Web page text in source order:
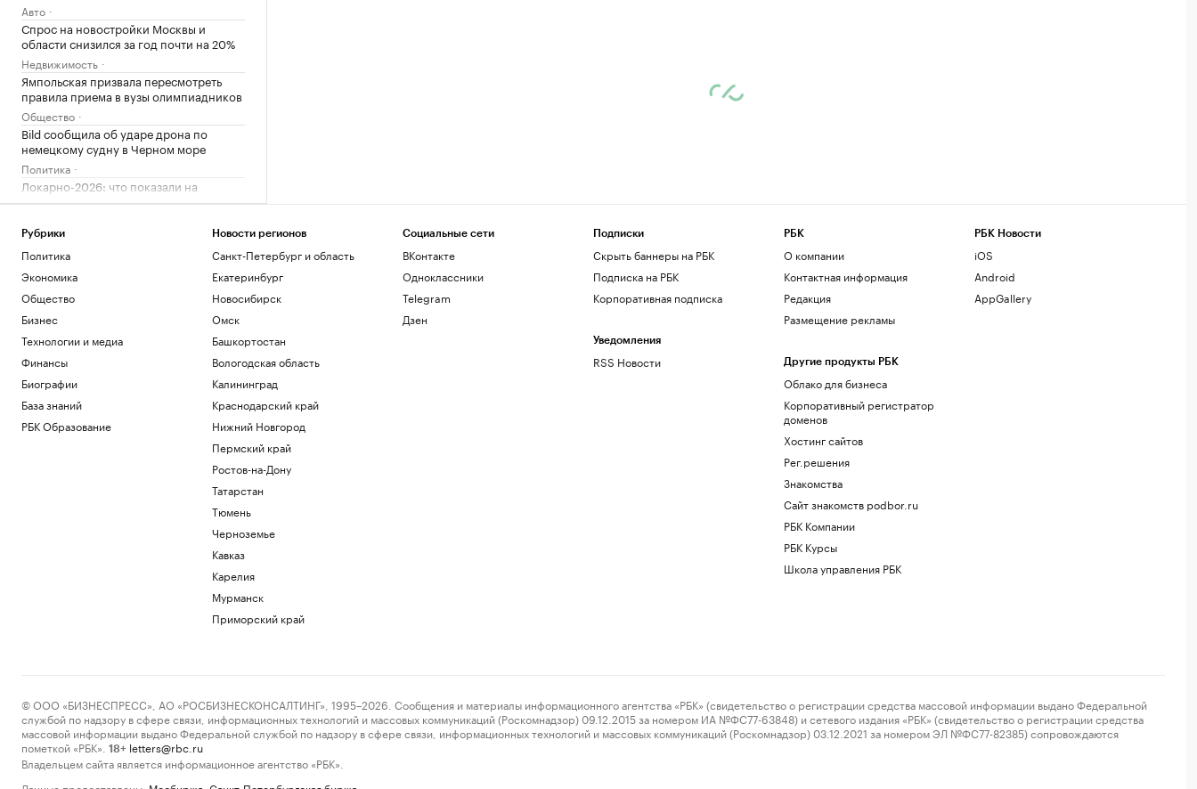
Авто
Спрос на новостройки Москвы и
области снизился за год почти на 20%
Недвижимость
Ямпольская призвала пересмотреть
правила приема в вузы олимпиадников
Общество
Bild сообщила об ударе дрона по
немецкому судну в Черном море
Политика
Локарно-2026: что показали на
открытии фестиваля авторского кино
Зачем малому и среднему бизнесу
облигации и что важно знать о бирже
РБК и МСП Банк
Рубрики
Политика
Экономика
Общество
Бизнес
Технологии и медиа
Финансы
Биографии
База знаний
РБК Образование
Новости регионов
Санкт-Петербург и область
Екатеринбург
Новосибирск
Омск
Башкортостан
Вологодская область
Калининград
Краснодарский край
Нижний Новгород
Пермский край
Ростов-на-Дону
Татарстан
Тюмень
Черноземье
Кавказ
Карелия
Мурманск
Приморский край
Социальные сети
ВКонтакте
Одноклассники
Telegram
Дзен
Подписки
Скрыть баннеры на РБК
Подписка на РБК
Корпоративная подписка
Уведомления
RSS Новости
РБК
О компании
Контактная информация
Редакция
Размещение рекламы
Другие продукты РБК
Облако для бизнеса
Корпоративный регистратор
доменов
Хостинг сайтов
Рег.решения
Знакомства
Сайт знакомств podbor.ru
РБК Компании
РБК Курсы
Школа управления РБК
РБК Новости
iOS
Android
AppGallery
© ООО «БИЗНЕСПРЕСС», АО «РОСБИЗНЕСКОНСАЛТИНГ», 1995–2026. Сообщения и материалы информационного агентства «РБК» (свидетельство о регистрации средства массовой информации выдано Федеральной
службой по надзору в сфере связи, информационных технологий и массовых коммуникаций (Роскомнадзор) 09.12.2015 за номером ИА №ФС77-63848) и сетевого издания «РБК» (свидетельство о регистрации средства
массовой информации выдано Федеральной службой по надзору в сфере связи, информационных технологий и массовых коммуникаций (Роскомнадзор) 03.12.2021 за номером ЭЛ №ФС77-82385) сопровождаются
пометкой «РБК».
18+ letters@rbc.ru
Владельцем сайта является информационное агентство «РБК».